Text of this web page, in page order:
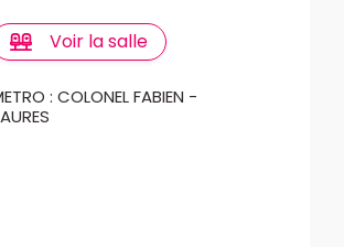
Voir la salle
: COLONEL FABIEN -